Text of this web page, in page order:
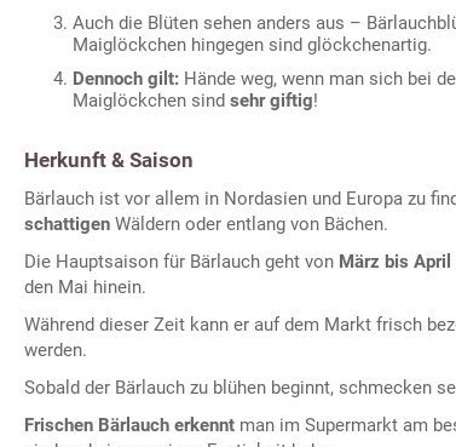
Auch die Blüten sehen anders aus –
Maiglöckchen hingegen sind glöckchenartig.
Dennoch gilt: Hände weg, wenn man sich bei
Maiglöckchen sind sehr giftig!
Herkunft & Saison
Bärlauch ist vor allem in Nordasien und Europa zu
schattigen Wäldern oder entlang von Bächen.
Die Hauptsaison für Bärlauch geht von März bis April
den Mai hinein.
Während dieser Zeit kann er auf dem Markt frisch
werden.
Sobald der Bärlauch zu blühen beginnt, schmecken
Frischen Bärlauch erkennt man im Supermarkt am